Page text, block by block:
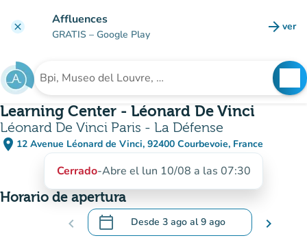
clear Affluences
GRATIS – Google Play arrow_forward ver
Buscar un establecimiento
Learning Center - Léonard De Vinci
Léonard De Vinci Paris - La Défense
place 12 Avenue Léonard de Vinci, 92400 Courbevoie, France
(abrir en Google Maps)
(nueva pestaña)
Cerrado-Abre el lun 10/08 a las 07:30
Horario de apertura
chevron_left calendar_today Desde 3 ago al9 ago
.Abra el calendario para cambiar las
chevron_right